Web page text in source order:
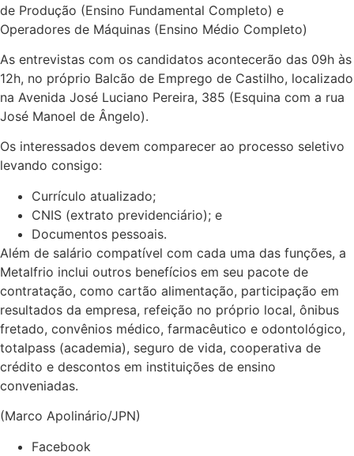
de Produção (Ensino Fundamental Completo) e
Operadores de Máquinas (Ensino Médio Completo)
As entrevistas com os candidatos acontecerão das 09h às
12h, no próprio Balcão de Emprego de Castilho, localizado
na Avenida José Luciano Pereira, 385 (Esquina com a rua
José Manoel de Ângelo).
Os interessados devem comparecer ao processo seletivo
levando consigo:
Currículo atualizado;
CNIS (extrato previdenciário); e
Documentos pessoais.
Além de salário compatível com cada uma das funções, a
Metalfrio inclui outros benefícios em seu pacote de
contratação, como cartão alimentação, participação em
resultados da empresa, refeição no próprio local, ônibus
fretado, convênios médico, farmacêutico e odontológico,
totalpass (academia), seguro de vida, cooperativa de
crédito e descontos em instituições de ensino
conveniadas.
(Marco Apolinário/JPN)
Facebook